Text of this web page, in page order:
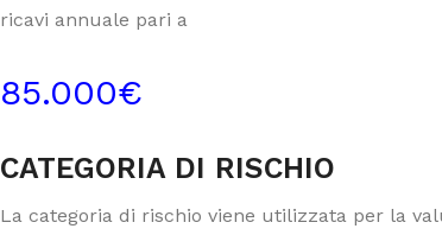
ricavi annuale pari a
85.000€
CATEGORIA DI RISCHIO
La categoria di rischio viene utilizzata per la